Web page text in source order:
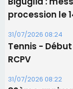
Les plus lus
Satine Nomary
d'un spectacle